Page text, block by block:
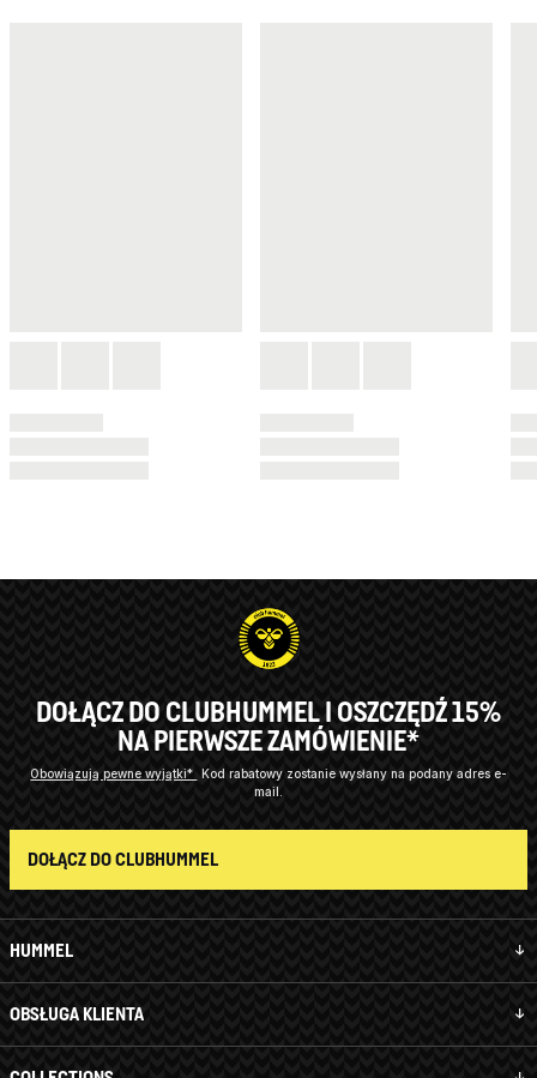
HUMMEL
OBSŁUGA KLIENTA
DOŁĄCZ DO CLUBHUMMEL I OSZCZĘDŹ 15%
NA PIERWSZE ZAMÓWIENIE*
Obowiązują pewne wyjątki*
Kod rabatowy zostanie wysłany na podany adres e-
mail.
DOŁĄCZ DO CLUBHUMMEL